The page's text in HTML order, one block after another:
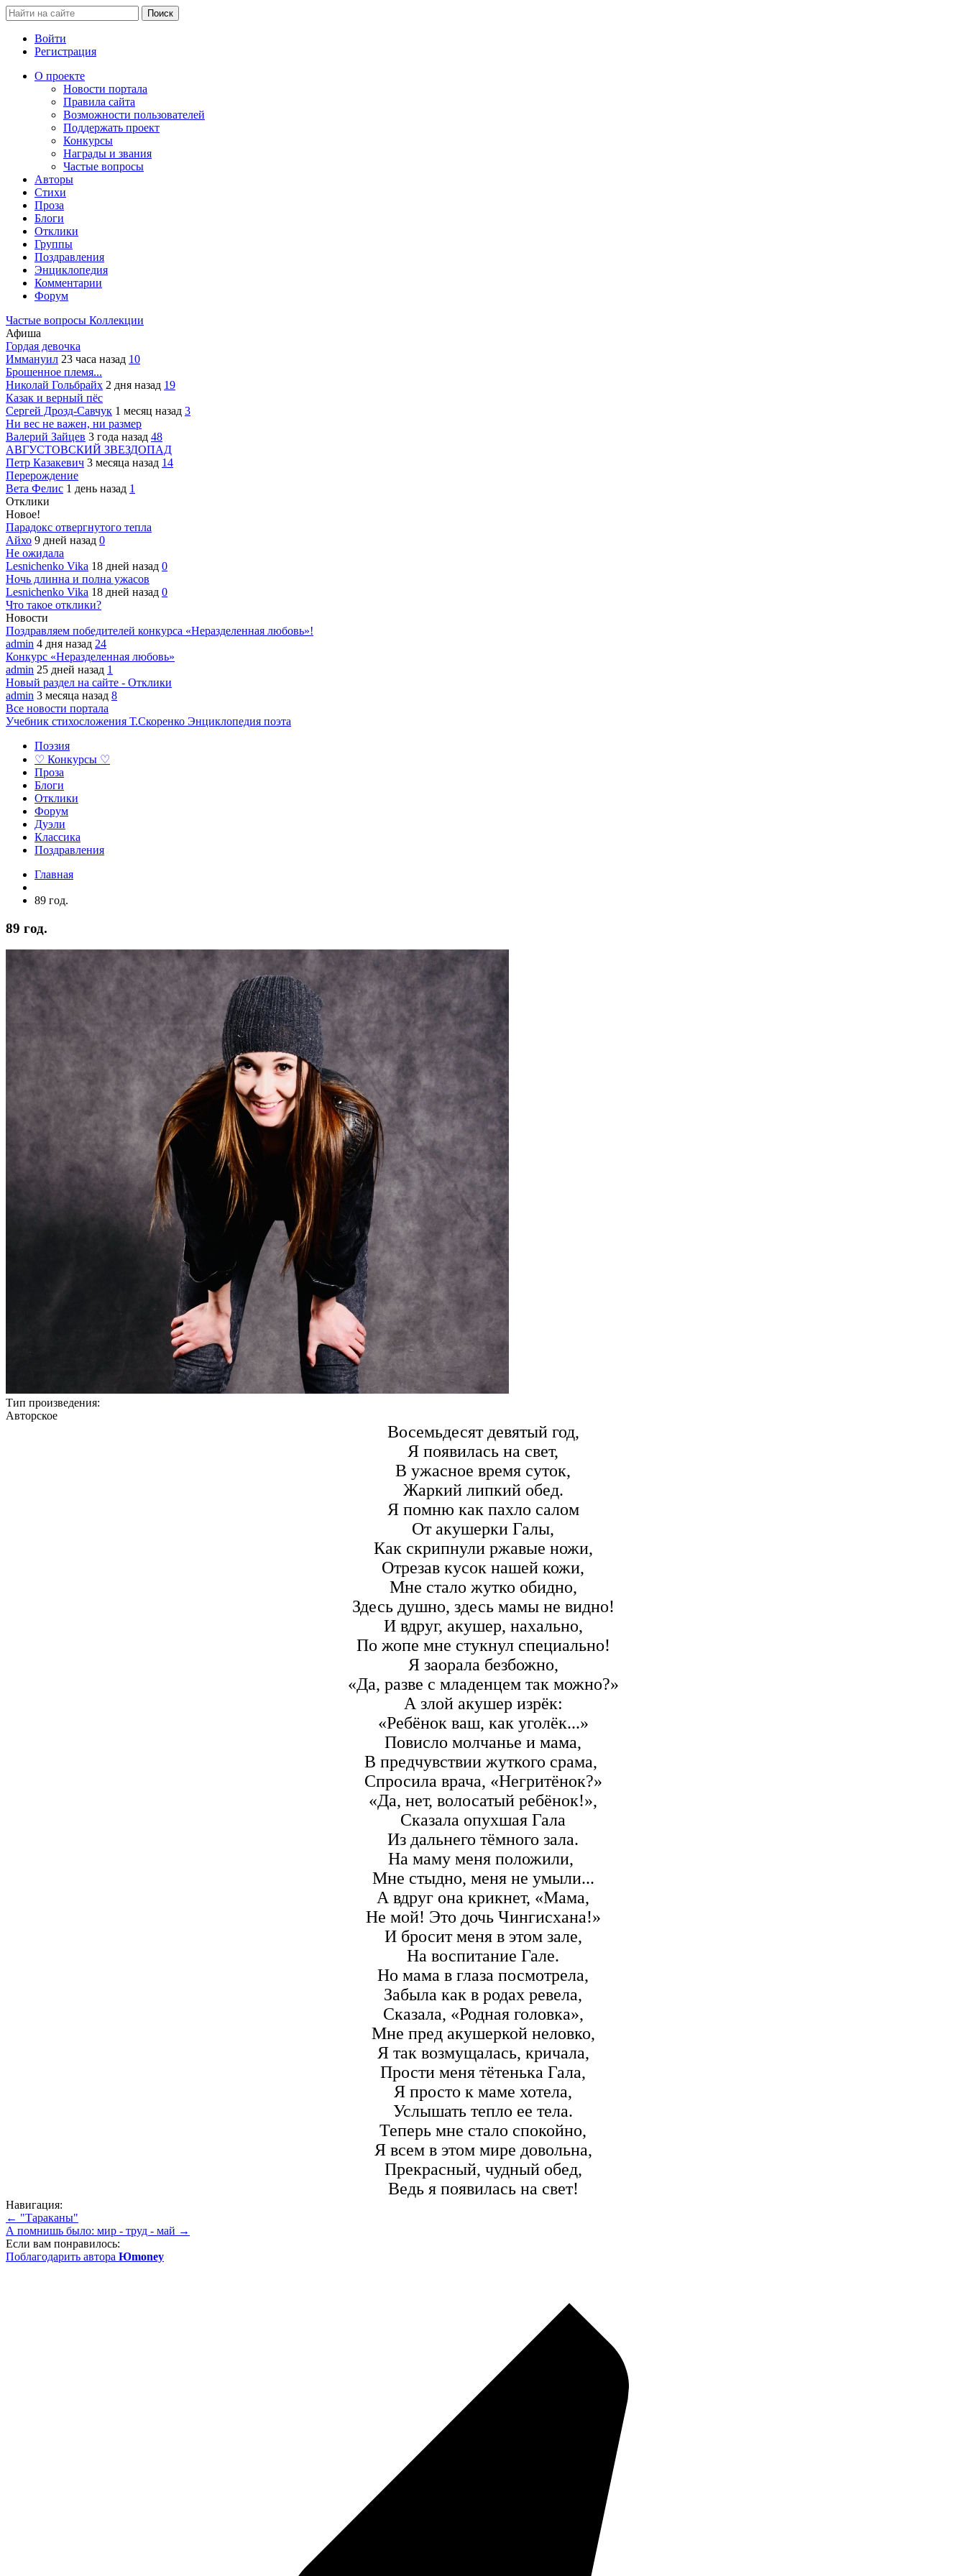
Войти
Регистрация
О проекте
Новости портала
Правила сайта
Возможности пользователей
Поддержать проект
Конкурсы
Награды и звания
Частые вопросы
Авторы
Стихи
Проза
Блоги
Отклики
Группы
Поздравления
Энциклопедия
Комментарии
Форум
Частые вопросы Коллекции
Афиша
Гордая девочка
Иммануил 23 часа назад 10
Брошенное племя...
Николай Гольбрайх 2 дня назад 19
Казак и верный пёс
Сергей Дрозд-Савчук 1 месяц назад 3
Ни вес не важен, ни размер
Валерий Зайцев 3 года назад 48
АВГУСТОВСКИЙ ЗВЕЗДОПАД
Петр Казакевич 3 месяца назад 14
Перерождение
Вета Фелис 1 день назад 1
Отклики
Новое!
Парадокс отвергнутого тепла
Айхо 9 дней назад 0
Не ожидала
Lesnichenko Vika 18 дней назад 0
Ночь длинна и полна ужасов
Lesnichenko Vika 18 дней назад 0
Что такое отклики?
Новости
Поздравляем победителей конкурса «Неразделенная любовь»!
admin 4 дня назад 24
Конкурс «Неразделенная любовь»
admin 25 дней назад 1
Новый раздел на сайте - Отклики
admin 3 месяца назад 8
Все новости портала
Учебник стихосложения Т.Скоренко Энциклопедия поэта
Поэзия
♡ Конкурсы ♡
Проза
Блоги
Отклики
Форум
Дуэли
Классика
Поздравления
Главная
89 год.
89 год.
Тип произведения:
Авторское
Восемьдесят девятый год,
Я появилась на свет,
В ужасное время суток,
Жаркий липкий обед.
Я помню как пахло салом
От акушерки Галы,
Как скрипнули ржавые ножи,
Отрезав кусок нашей кожи,
Мне стало жутко обидно,
Здесь душно, здесь мамы не видно!
И вдруг, акушер, нахально,
По жопе мне стукнул специально!
Я заорала безбожно,
«Да, разве с младенцем так можно?»
А злой акушер изрёк:
«Ребёнок ваш, как уголёк...»
Повисло молчанье и мама,
В предчувствии жуткого срама,
Спросила врача, «Негритёнок?»
«Да, нет, волосатый ребёнок!»,
Сказала опухшая Гала
Из дальнего тёмного зала.
На маму меня положили,
Мне стыдно, меня не умыли...
А вдруг она крикнет, «Мама,
Не мой! Это дочь Чингисхана!»
И бросит меня в этом зале,
На воспитание Гале.
Но мама в глаза посмотрела,
Забыла как в родах ревела,
Сказала, «Родная головка»,
Мне пред акушеркой неловко,
Я так возмущалась, кричала,
Прости меня тётенька Гала,
Я просто к маме хотела,
Услышать тепло ее тела.
Теперь мне стало спокойно,
Я всем в этом мире довольна,
Прекрасный, чудный обед,
Ведь я появилась на свет!
Навигация:
← "Тараканы"
А помнишь было: мир - труд - май →
Если вам понравилось:
Поблагодарить автора Юmoney